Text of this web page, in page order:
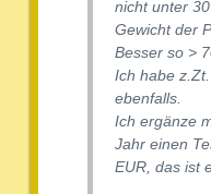
nicht unter
Gewicht der
Besser so >
Ich habe
ebenfalls.
Ich ergänze
Jahr einen
EUR, das ist